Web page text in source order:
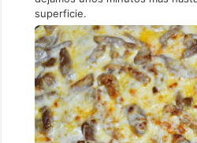
superficie.